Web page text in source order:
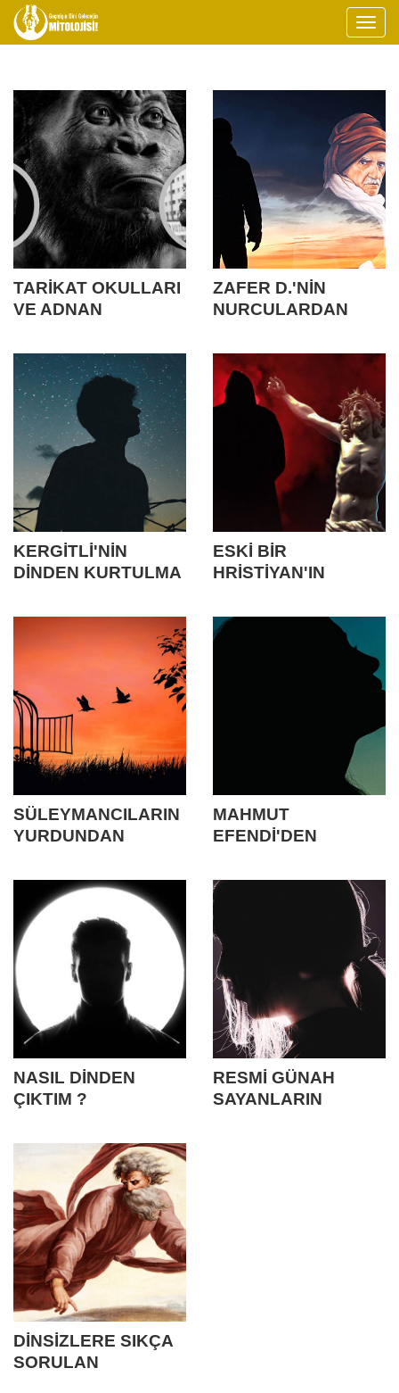
TARİKAT OKULLARI
VE ADNAN
KİTAPLARINDAN
DİNİ TERK ETMEYE
UZANAN SÜREÇ
ZAFER D.'NİN
NURCULARDAN
TERK EDİŞİNİN
HİKAYESİ
KERGİTLİ'NİN
DİNDEN KURTULMA
ESKİ BİR
HRİSTİYAN'IN
SÜRECİ
SÜLEYMANCILARIN
YURDUNDAN
MAHMUT
EFENDİ'DEN
NASIL DİNDEN
ÇIKTIM ?
RESMİ GÜNAH
SAYANLARIN
DİNSİZLERE SIKÇA
SORULAN